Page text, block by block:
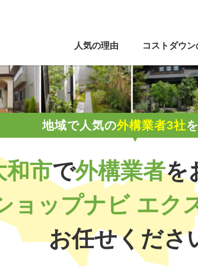
人気の理由 コストダウ
地域で人気の外構業者3社
和市で外構業者を
ョップナビ エク
お任せくださ